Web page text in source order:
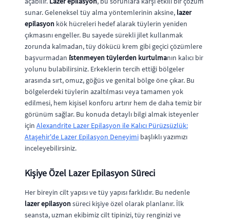
sunar. Geleneksel tüy alma yöntemlerinin aksine, lazer
epilasyon kök hücreleri hedef alarak tüylerin yeniden
çıkmasını engeller. Bu sayede sürekli jilet kullanmak
zorunda kalmadan, tüy dökücü krem gibi geçici çözümlere
başvurmadan i̇stenmeyen tüylerden kurtulmanın kalıcı bir
yolunu bulabilirsiniz. Erkeklerin tercih ettiği bölgeler
arasında sırt, omuz, göğüs ve genital bölge öne çıkar. Bu
bölgelerdeki tüylerin azaltılması veya tamamen yok
edilmesi, hem kişisel konforu artırır hem de daha temiz bir
görünüm sağlar. Bu konuda detaylı bilgi almak isteyenler
için Alexandrite Lazer Epilasyon ile Kalıcı Pürüzsüzlük:
Ataşehir'de Lazer Epilasyon Deneyimi başlıklı yazımızı
inceleyebilirsiniz.
Kişiye Özel Lazer Epilasyon Süreci
Her bireyin cilt yapısı ve tüy yapısı farklıdır. Bu nedenle
lazer epilasyonsüreci kişiye özel olarak planlanır. İlk
seansta, uzman ekibimiz cilt tipinizi, tüy renginizi ve